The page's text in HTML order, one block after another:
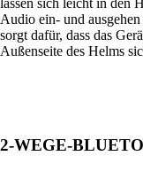
Audio ein- und
sorgt dafür, dass das
Außenseite des Helms
2-WEGE-